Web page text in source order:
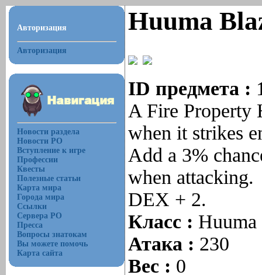
Авторизация
Авторизация
Новости раздела
Новости РО
Вступление к игре
Профессии
Квесты
Полезные статьи
Карта мира
Города мира
Ссылки
Сервера РО
Пресса
Вопросы знатокам
Вы можете помочь
Карта сайта
Huuma
ID предмета :
A Fire Property
when it strikes
Add a 3%
when attacking.
DEX + 2.
Класс : Huuma
Атака : 230
Вес : 0